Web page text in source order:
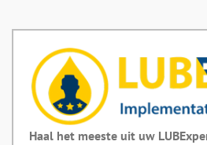
Haal het meeste uit uw